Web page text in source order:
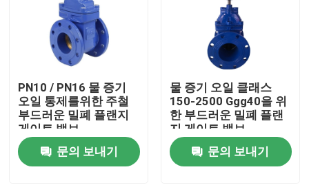
회사 소개
제품 소개
부드러운 밀봉 문짝 밸브
PN10 / PN16 물 증기
오일 통제를위한 주철
부드러운 밀폐 플랜지
게이트 밸브
문의 보내기
물 증기 오일 클래스
150-2500 Ggg40을 위
한 부드러운 밀폐 플랜
지 게이트 밸브
문의 보내기